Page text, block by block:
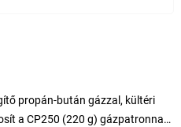
propán-bután gázzal, kültéri
a CP250 (220 g) gázpatronnak.